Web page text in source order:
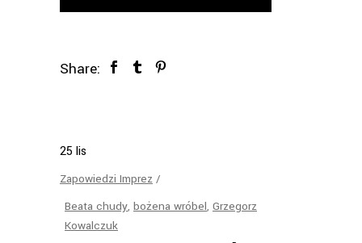
Share:
25 lis
Zapowiedzi Imprez
Beata chudy, bożena wróbel, Grzegorz
Kowalczuk